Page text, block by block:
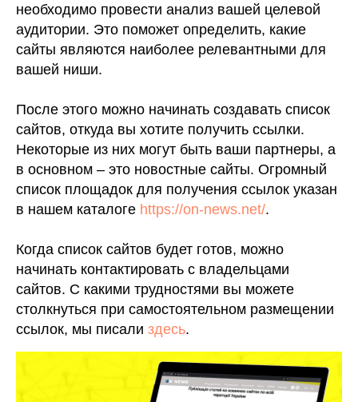
необходимо провести анализ вашей целевой
аудитории. Это поможет определить, какие
сайты являются наиболее релевантными для
вашей ниши.
После этого можно начинать создавать список
сайтов, откуда вы хотите получить ссылки.
Некоторые из них могут быть ваши партнеры, а
в основном – это новостные сайты. Огромный
список площадок для получения ссылок указан
в нашем каталоге https://on-news.net/.
Когда список сайтов будет готов, можно
начинать контактировать с владельцами
сайтов. С какими трудностями вы можете
столкнуться при самостоятельном размещении
ссылок, мы писали здесь.